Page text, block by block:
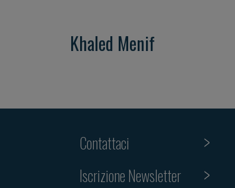
Khaled Menif
Contattaci
Iscrizione Newsletter